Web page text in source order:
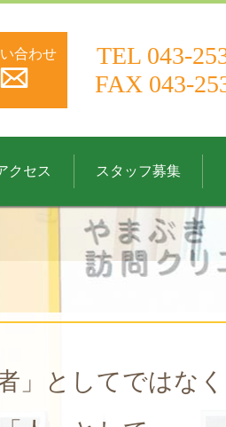
合わせ TEL 043-
FAX 043-
クセス スタッフ募集
」としてではなく